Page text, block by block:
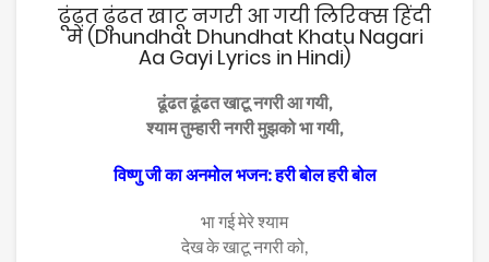
ढूंढत ढूंढत खाटू नगरी आ गयी लिरिक्स हिंदी
में (Dhundhat Dhundhat Khatu Nagari
Aa Gayi Lyrics in Hindi)
ढूंढत ढूंढत खाटू नगरी आ गयी,
श्याम तुम्हारी नगरी मुझको भा गयी,
विष्णु जी का अनमोल भजन: हरी बोल हरी बोल
भा गई मेरे श्याम
देख के खाटू नगरी को,